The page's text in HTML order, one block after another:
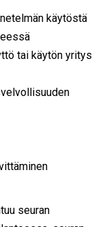
käytöstä
tai käytön yritys
seuran